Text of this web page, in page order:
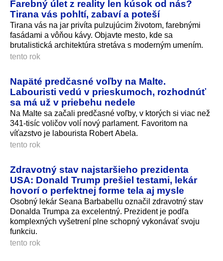
Farebný úlet z reality len kúsok od nás?
Tirana vás pohltí, zabaví a poteší
Tirana vás na jar privíta pulzujúcim životom, farebnými
fasádami a vôňou kávy. Objavte mesto, kde sa
brutalistická architektúra stretáva s moderným umením.
tento rok
Napäté predčasné voľby na Malte.
Labouristi vedú v prieskumoch, rozhodnúť
sa má už v priebehu nedele
Na Malte sa začali predčasné voľby, v ktorých si viac než
341-tisíc voličov volí nový parlament. Favoritom na
víťazstvo je labourista Robert Abela.
tento rok
Zdravotný stav najstaršieho prezidenta
USA: Donald Trump prešiel testami, lekár
hovorí o perfektnej forme tela aj mysle
Osobný lekár Seana Barbabellu označil zdravotný stav
Donalda Trumpa za excelentný. Prezident je podľa
komplexných vyšetrení plne schopný vykonávať svoju
funkciu.
tento rok